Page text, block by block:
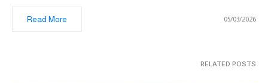
05/03/2026
Read More
RELATED POSTS